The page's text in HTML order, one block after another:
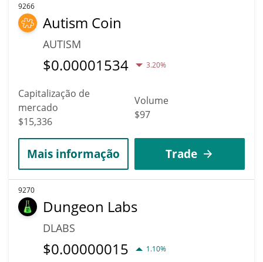
9266
Autism Coin
AUTISM
$0.00001534 3.20%
Capitalização de
mercado
$15,336
Volume
$97
Mais informação Trade
9270
Dungeon Labs
DLABS
$0.00000015 1.10%